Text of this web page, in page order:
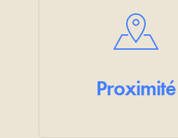
Proximité